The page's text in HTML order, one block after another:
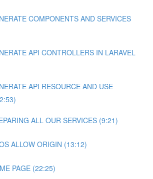
COMPONENTS AND SERVICES
API CONTROLLERS IN LARAVEL
API RESOURCE AND USE
ALL OUR SERVICES (9:21)
ALLOW ORIGIN (13:12)
PAGE (22:25)